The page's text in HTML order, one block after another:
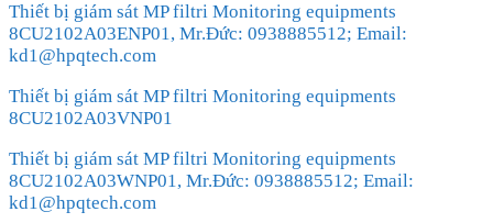
Thiết bị giám sát MP filtri Monitoring equipments
8CU2102A03ENP01, Mr.Đức: 0938885512; Email:
kd1@hpqtech.com
Thiết bị giám sát MP filtri Monitoring equipments
8CU2102A03VNP01
Thiết bị giám sát MP filtri Monitoring equipments
8CU2102A03WNP01, Mr.Đức: 0938885512; Email:
kd1@hpqtech.com